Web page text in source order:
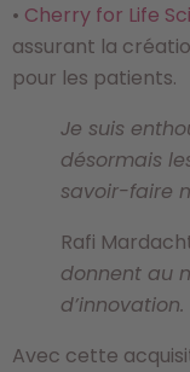
• Cherry for Life
assurant la
pour les patients.
Je suis
désormais
savoir-faire
Rafi
donnent au
d’innovation.
Avec cette